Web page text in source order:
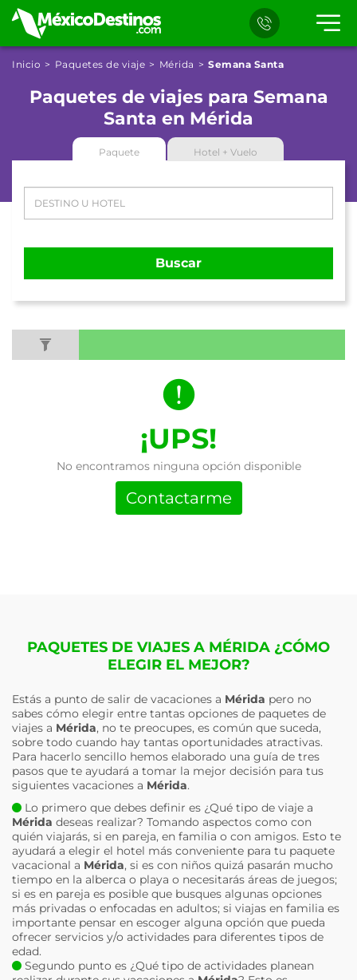
Inicio Paquetes de viaje Mérida Semana Santa
Paquetes de viajes para Semana
Santa en Mérida
Paquete Hotel + Vuelo
Buscar
¡UPS!
No encontramos ninguna opción disponible
Contactarme
PAQUETES DE VIAJES A MÉRIDA ¿CÓMO
ELEGIR EL MEJOR?
Estás a punto de salir de vacaciones a Mérida pero no
sabes cómo elegir entre tantas opciones de paquetes de
viajes a Mérida, no te preocupes, es común que suceda,
sobre todo cuando hay tantas oportunidades atractivas.
Para hacerlo sencillo hemos elaborado una guía de tres
pasos que te ayudará a tomar la mejor decisión para tus
siguientes vacaciones a Mérida.
Lo primero que debes definir es ¿Qué tipo de viaje a
Mérida deseas realizar? Tomando aspectos como con
quién viajarás, si en pareja, en familia o con amigos. Esto te
ayudará a elegir el hotel más conveniente para tu paquete
vacacional a Mérida, si es con niños quizá pasarán mucho
tiempo en la alberca o playa o necesitarás áreas de juegos;
si es en pareja es posible que busques algunas opciones
más privadas o enfocadas en adultos; si viajas en familia es
importante pensar en escoger alguna opción que pueda
ofrecer servicios y/o actividades para diferentes tipos de
edad.
Segundo punto es ¿Qué tipo de actividades planean